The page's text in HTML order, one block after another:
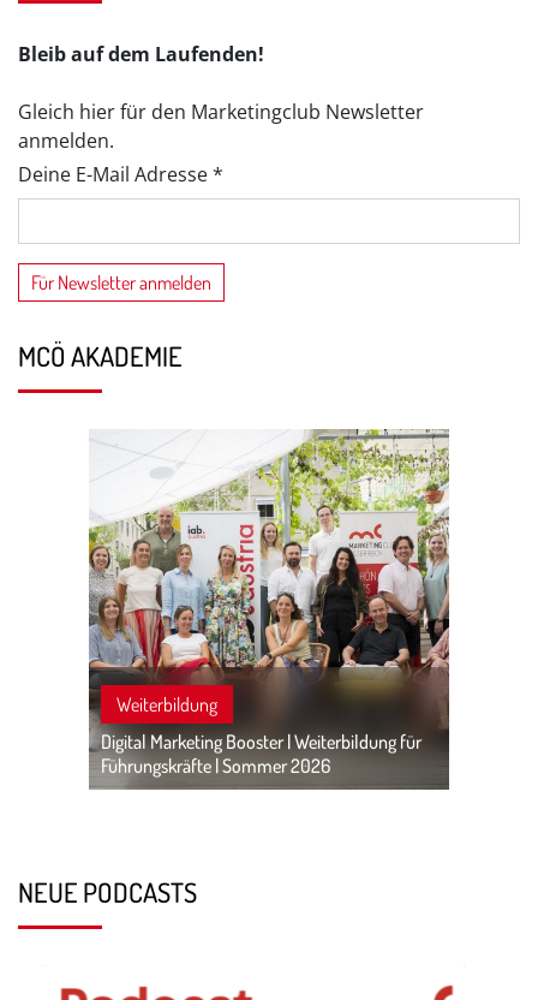
Bleib auf dem Laufenden!
Gleich hier für den Marketingclub Newsletter
anmelden.
Deine E-Mail Adresse *
MCÖ AKADEMIE
Weiterbildung
Digital Marketing Booster | Weiterbildung für
Führungskräfte | Sommer 2026
NEUE PODCASTS